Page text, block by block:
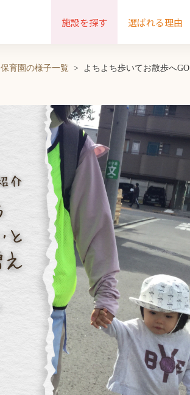
施設を探す 選ばれる理由
保育園の様子一覧 よちよち歩いてお散歩へGO